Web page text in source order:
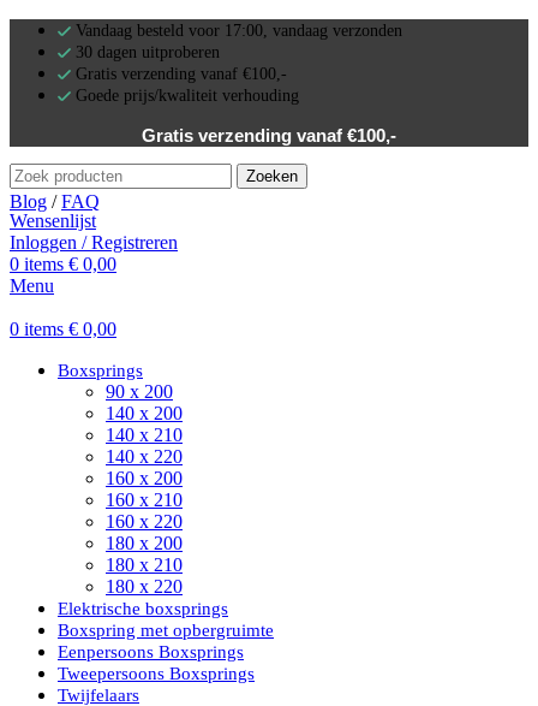
Vandaag besteld voor 17:00, vandaag verzonden
30 dagen uitproberen
Gratis verzending vanaf €100,-
Goede prijs/kwaliteit verhouding
Gratis verzending vanaf €100,-
Zoeken
Blog /FAQ
Wensenlijst
Inloggen / Registreren
0 items € 0,00
Menu
0 items € 0,00
Boxsprings
90 x 200
140 x 200
140 x 210
140 x 220
160 x 200
160 x 210
160 x 220
180 x 200
180 x 210
180 x 220
Elektrische boxsprings
Boxspring met opbergruimte
Eenpersoons Boxsprings
Tweepersoons Boxsprings
Twijfelaars